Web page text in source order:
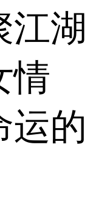
江湖
情
运的